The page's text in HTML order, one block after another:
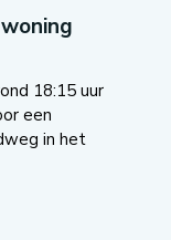
18:15 uur
een
in het